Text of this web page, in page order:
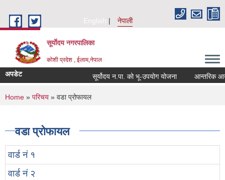
English
नेपाली
सूर्याेदय नगरपालिका
कोशी प्रदेश , ईलाम,नेपाल
अपडेट सूर्योदय न.पा. को भू-उपयोग योजना आन्तरिक आय
You are here
Home » परिचय » वडा प्रोफायल
वडा प्रोफायल
वार्ड नं १
वार्ड नं २